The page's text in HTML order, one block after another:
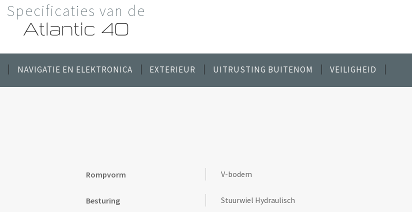
Specificaties van de
Atlantic 40
Rompvorm V-bodem
Besturing Stuurwiel Hydraulisch
NAVIGATIE EN ELEKTRONICA EXTERIEUR UITRUSTING BUITENOM VEILIGHEID